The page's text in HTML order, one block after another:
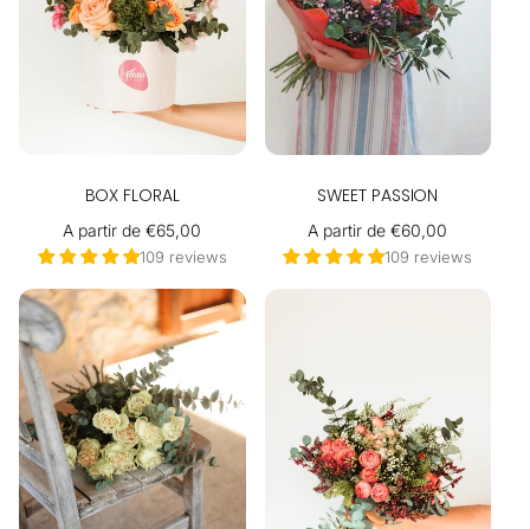
BOX FLORAL
Precio
habitual
A partir de €65,00
109 reviews
SWEET PASSION
Precio
habitual
A partir de €60,00
109 reviews